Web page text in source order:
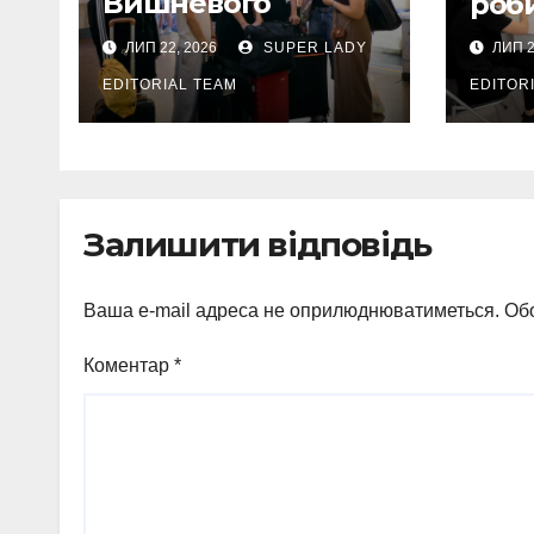
вирушили на
оздоровлення до
Міжнародного
дитячого центру
ЛИП 22, 2026 SUPER LADY
EDITORIAL TEAM
ЛИП
Залишити відповідь
Ваша e-mail адреса не оприлюднюватиметься.
Коментар *